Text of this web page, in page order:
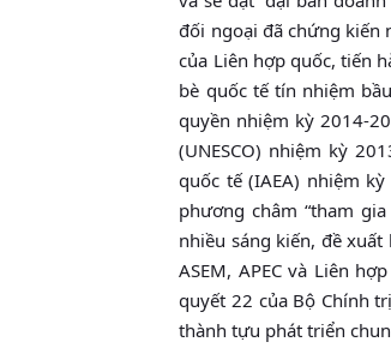
đối ngoại đã chứng kiến
của Liên hợp quốc, tiến
bè quốc tế tín nhiệm
quyền nhiệm kỳ 2014-
(UNESCO) nhiệm kỳ
quốc tế (IAEA) nhiệm
phương châm “tham
nhiều sáng kiến, đề xuất
ASEM, APEC và Liên
quyết 22 của Bộ Chính
thành tựu phát triển